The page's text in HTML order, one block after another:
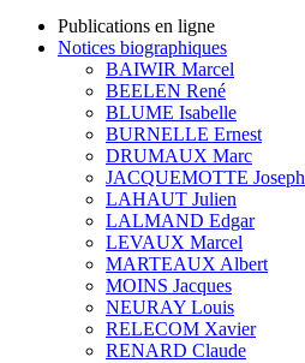
Publications en ligne
Notices biographiques
BAIWIR Marcel
BEELEN René
BLUME Isabelle
BURNELLE Ernest
DRUMAUX Marc
JACQUEMOTTE Joseph
LAHAUT Julien
LALMAND Edgar
LEVAUX Marcel
MARTEAUX Albert
MOINS Jacques
NEURAY Louis
RELECOM Xavier
RENARD Claude